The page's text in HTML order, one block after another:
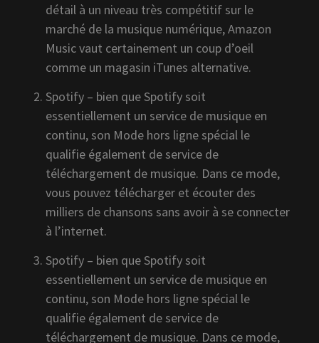
détail à un niveau très compétitif sur le
marché de la musique numérique, Amazon
Music vaut certainement un coup d’oeil
comme un magasin iTunes alternative.
Spotify – bien que Spotify soit
essentiellement un service de musique en
continu, son Mode hors ligne spécial le
qualifie également de service de
téléchargement de musique. Dans ce mode,
vous pouvez télécharger et écouter des
milliers de chansons sans avoir à se connecter
à l’internet.
Spotify – bien que Spotify soit
essentiellement un service de musique en
continu, son Mode hors ligne spécial le
qualifie également de service de
téléchargement de musique. Dans ce mode,